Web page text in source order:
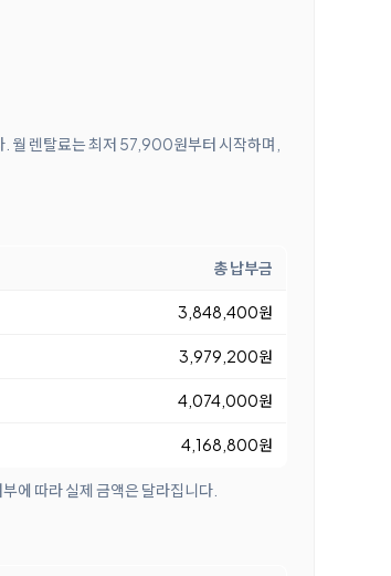
월 렌탈료는 최저 57,900원부터 시작하며,
총 납부금
3,848,400원
3,979,200원
4,074,000원
4,168,800원
에 따라 실제 금액은 달라집니다.